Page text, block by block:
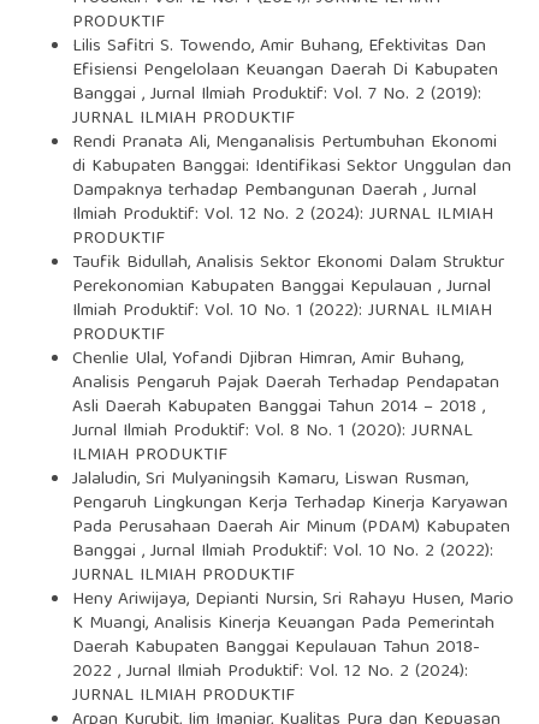
PRODUKTIF
Lilis Safitri S. Towendo, Amir Buhang, Efektivitas Dan
Efisiensi Pengelolaan Keuangan Daerah Di Kabupaten
Banggai ,Jurnal Ilmiah Produktif: Vol. 7 No. 2 (2019):
JURNAL ILMIAH PRODUKTIF
Rendi Pranata Ali, Menganalisis Pertumbuhan Ekonomi
di Kabupaten Banggai: Identifikasi Sektor Unggulan dan
Dampaknya terhadap Pembangunan Daerah ,Jurnal
Ilmiah Produktif: Vol. 12 No. 2 (2024): JURNAL ILMIAH
PRODUKTIF
Taufik Bidullah,Analisis Sektor Ekonomi Dalam Struktur
Perekonomian Kabupaten Banggai Kepulauan ,Jurnal
Ilmiah Produktif: Vol. 10 No. 1 (2022): JURNAL ILMIAH
PRODUKTIF
Chenlie Ulal, Yofandi Djibran Himran, Amir Buhang,
Analisis Pengaruh Pajak Daerah Terhadap Pendapatan
Asli Daerah Kabupaten Banggai Tahun 2014 – 2018 ,
Jurnal Ilmiah Produktif: Vol. 8 No. 1 (2020): JURNAL
ILMIAH PRODUKTIF
Jalaludin, Sri Mulyaningsih Kamaru, Liswan Rusman,
Pengaruh Lingkungan Kerja Terhadap Kinerja Karyawan
Pada Perusahaan Daerah Air Minum (PDAM) Kabupaten
Banggai ,Jurnal Ilmiah Produktif: Vol. 10 No. 2 (2022):
JURNAL ILMIAH PRODUKTIF
Heny Ariwijaya, Depianti Nursin, Sri Rahayu Husen, Mario
K Muangi,Analisis Kinerja Keuangan Pada Pemerintah
Daerah Kabupaten Banggai Kepulauan Tahun 2018-
2022 ,Jurnal Ilmiah Produktif: Vol. 12 No. 2 (2024):
JURNAL ILMIAH PRODUKTIF